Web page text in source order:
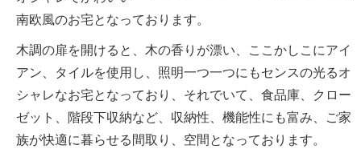
南欧風のお宅となっております。
木調の扉を開けると、木の香りが漂い、ここかしこにアイ
アン、タイルを使用し、照明一つ一つにもセンスの光るオ
シャレなお宅となっており、それでいて、食品庫、クロー
ゼット、階段下収納など、収納性、機能性にも富み、ご家
族が快適に暮らせる間取り、空間となっております。